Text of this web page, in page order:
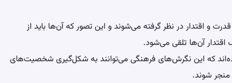
و اقتدار در نظر گرفته می‌شوند و این تصور که آن‌ها باید از
آن‌ها تلقی می‌شود.
که این نگرش‌های فرهنگی می‌توانند به شکل‌گیری شخصیت‌های
منجر شوند.